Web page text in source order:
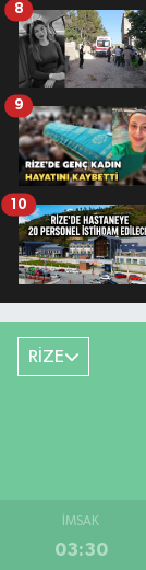
8
9
10
RİZE
İMSAK
03:30